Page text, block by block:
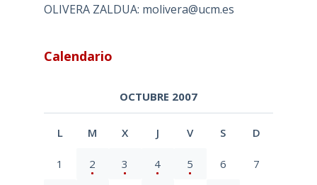
OLIVERA ZALDUA: molivera@ucm.es
Calendario
OCTUBRE 2007
L M X J V S D
1 2 3 4 5 6 7